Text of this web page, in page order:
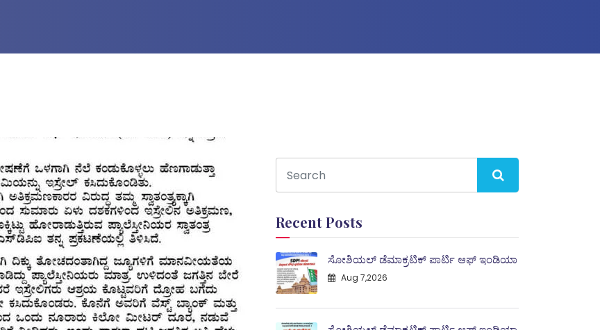
Recent Posts
ಸೋಶಿಯಲ್ ಡೆಮಾಕ್ರಟಿಕ್ ಪಾರ್ಟಿ ಆಫ್ ಇಂಡಿಯಾ
Aug 7,2026